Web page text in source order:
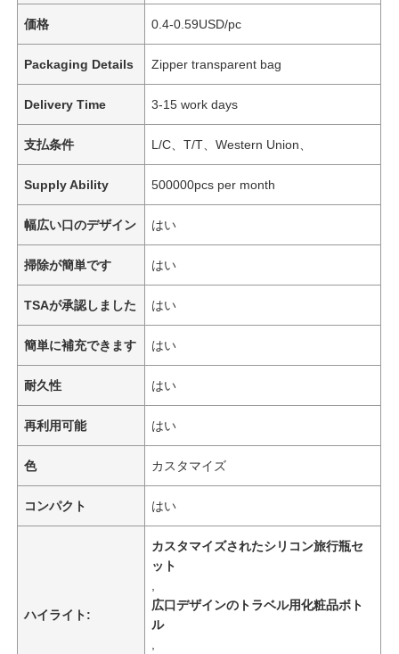
価格 0.4-0.59USD/pc
Packaging Details Zipper transparent bag
Delivery Time 3-15 work days
支払条件 L/C、T/T、Western Union、
Supply Ability 500000pcs per month
幅広い口のデザイン はい
掃除が簡単です はい
TSAが承認しました はい
簡単に補充できます はい
耐久性 はい
再利用可能 はい
色 カスタマイズ
コンパクト はい
ハイライト:
カスタマイズされたシリコン旅行瓶セ
ット
広口デザインのトラベル用化粧品ボト
ル